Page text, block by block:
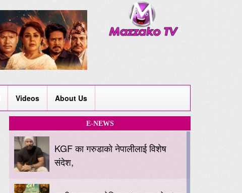
Videos About Us
E-NEWS
KGF का गरुडाको नेपालीलाई विशेष
संदेश,